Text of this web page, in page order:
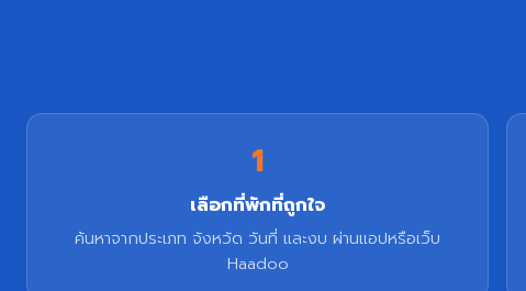
1
เลือกที่พักที่ถูกใจ
ค้นหาจากประเภท จังหวัด วันที่ และงบ ผ่านแอปหรือเว็บ
Haadoo